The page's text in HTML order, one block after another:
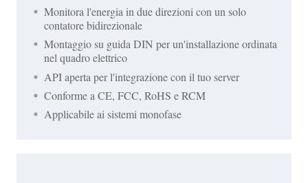
Monitora l'energia in due direzioni con un solo
contatore bidirezionale
Montaggio su guida DIN per un'installazione ordinata
nel quadro elettrico
API aperta per l'integrazione con il tuo server
Conforme a CE, FCC, RoHS e RCM
Applicabile ai sistemi monofase